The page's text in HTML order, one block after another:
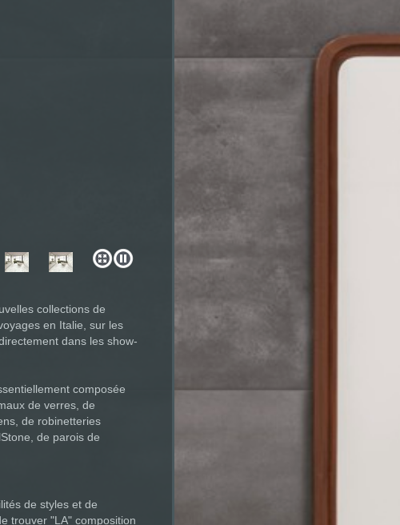
collections de
en Italie, sur les
dans les show-
composée
de verres, de
de robinetteries
de parois de
de styles et de
trouver "LA" composition